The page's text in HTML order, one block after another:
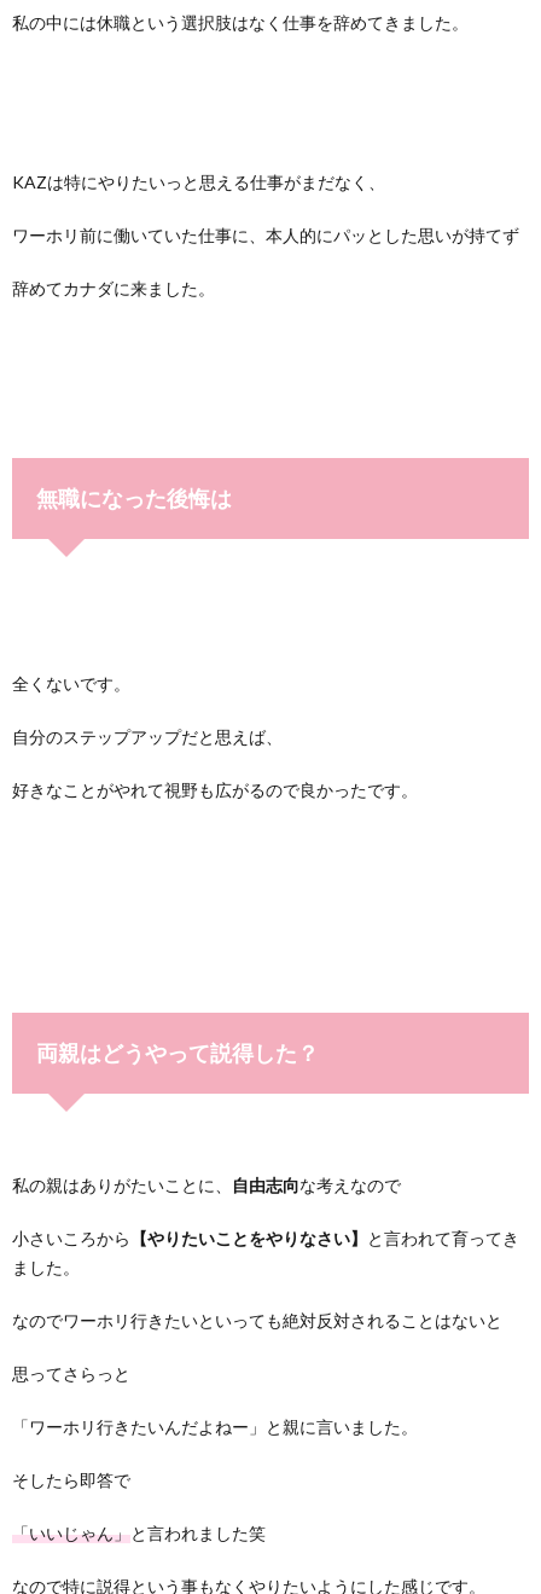
私の中には休職という選択肢はなく仕事を辞めてきました。
KAZは特にやりたいっと思える仕事がまだなく、
ワーホリ前に働いていた仕事に、本人的にパッとした思いが持てず
辞めてカナダに来ました。
無職になった後悔は
全くないです。
自分のステップアップだと思えば、
好きなことがやれて視野も広がるので良かったです。
両親はどうやって説得した？
私の親はありがたいことに、 自由志向な考えなので
小さいころから 【やりたいことをやりなさい】
と言われて育ってき
ました。
なのでワーホリ行きたいといっても絶対反対されることはないと
思ってさらっと
「ワーホリ行きたいんだよねー」と親に言いました。
そしたら即答で
「いいじゃん」と言われました笑
なので特に説得という事もなくやりたいようにした感じです。